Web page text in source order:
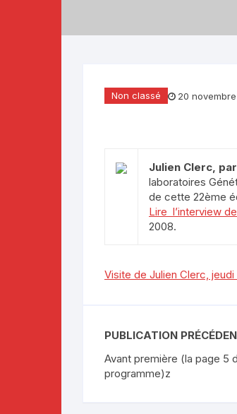
Téléthon 2017
Non classé 20
Julien Clerc,
laboratoires
de cette 22ème
Lire l’interview
2008.
Visite de Julien Clerc,
PUBLICATION
Avant première (la page 5
programme)z